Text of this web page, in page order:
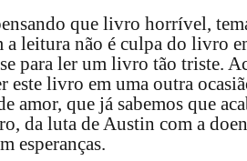
que livro horrível,
a leitura não é culpa do livro
para ler um livro tão triste.
este livro em uma outra
amor, que já sabemos que
da luta de Austin com a
esperanças.